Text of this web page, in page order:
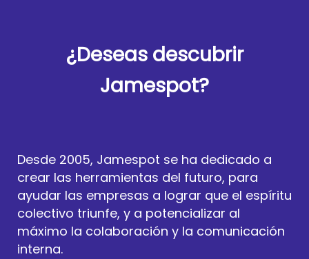
¿Deseas descubrir
Jamespot?
Desde 2005, Jamespot se ha dedicado a
crear las herramientas del futuro, para
ayudar las empresas a lograr que el espíritu
colectivo triunfe, y a potencializar al
máximo la colaboración y la comunicación
interna.